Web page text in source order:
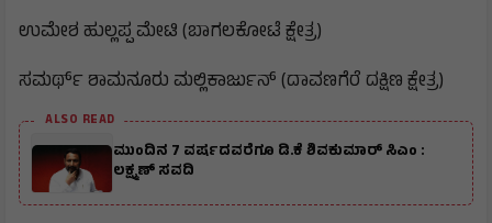
ಉಮೇಶ ಹುಲ್ಲಪ್ಪ ಮೇಟಿ (ಬಾಗಲಕೋಟೆ ಕ್ಷೇತ್ರ)
ಸಮರ್ಥ್ ಶಾಮನೂರು ಮಲ್ಲಿಕಾರ್ಜುನ್ (ದಾವಣಗೆರೆ ದಕ್ಷಿಣ ಕ್ಷೇತ್ರ)
ALSO READ
ಮುಂದಿನ 7 ವರ್ಷದವರೆಗೂ ಡಿ.ಕೆ ಶಿವಕುಮಾರ್ ಸಿಎಂ :
ಲಕ್ಷ್ಮಣ್ ಸವದಿ